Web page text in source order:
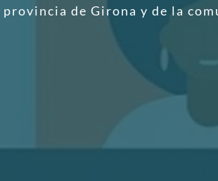
provincia de Girona y de la